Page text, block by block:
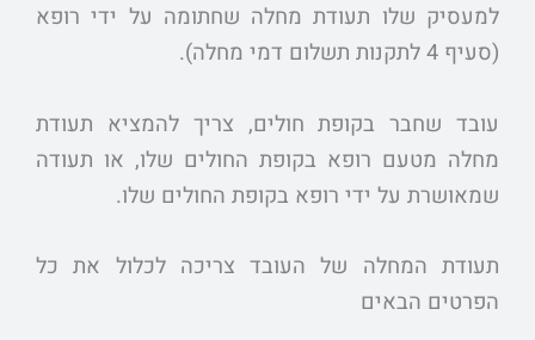
למעסיק שלו תעודת מחלה שחתומה על ידי רופא
(סעיף 4 לתקנות תשלום דמי מחלה).
עובד שחבר בקופת חולים, צריך להמציא תעודת
מחלה מטעם רופא בקופת החולים שלו, או תעודה
שמאושרת על ידי רופא בקופת החולים שלו.
תעודת המחלה של העובד צריכה לכלול את כל
הפרטים הבאים